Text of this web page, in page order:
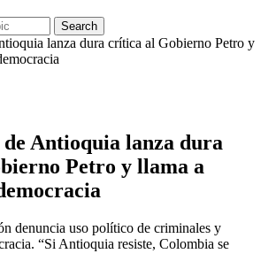
Search
Antioquia lanza dura
Petro y llama a
denuncia uso político de criminales y
“Si Antioquia resiste, Colombia se